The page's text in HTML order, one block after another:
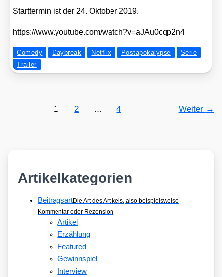
Start­ter­min ist der 24. Okto­ber 2019.
https://​www​.you​tube​.com/​w​a​t​c​h​?​v​=​a​J​A​u​0​c​q​p​2n4
Comedy Daybreak Netflix Postapokalypse
Serie
Trailer
1 2 … 4 Weiter →
Artikelkategorien
BeitragsartDie Art des Artikels, also beispielsweise
Kommentar oder Rezension
Artikel
Erzählung
Featured
Gewinnspiel
Interview